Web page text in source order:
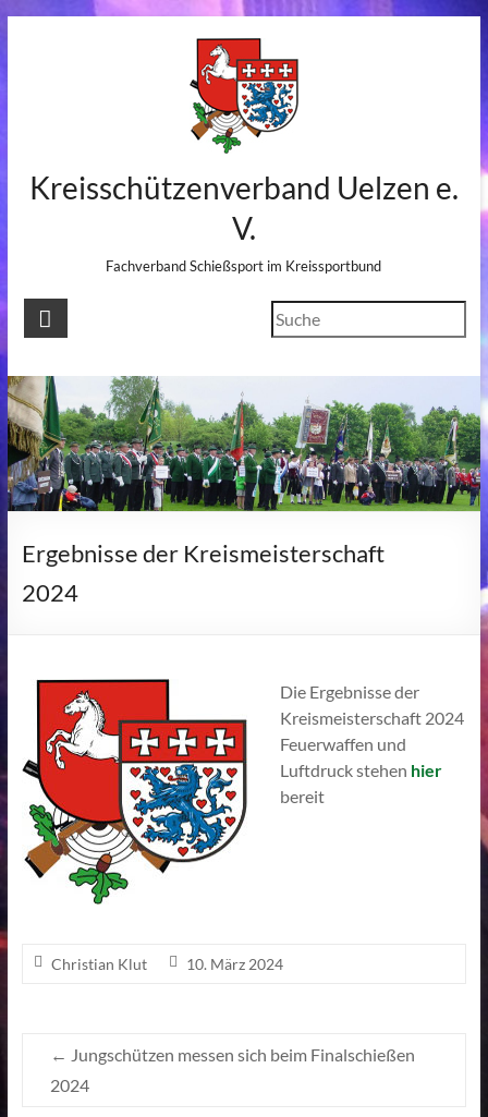
Kreisschützenverband Uelzen e.
V.
Fachverband Schießsport im Kreissportbund
Ergebnisse der Kreismeisterschaft
2024
Die Ergebnisse der
Kreismeisterschaft 2024
Feuerwaffen und
Luftdruck stehen hier
bereit
Christian Klut 10. März 2024
← Jungschützen messen sich beim Finalschießen
2024